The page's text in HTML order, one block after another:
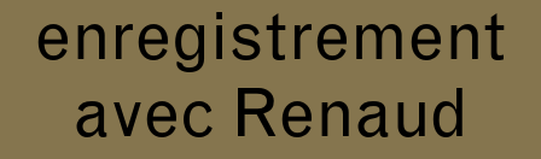
enregistrement
avec Renaud